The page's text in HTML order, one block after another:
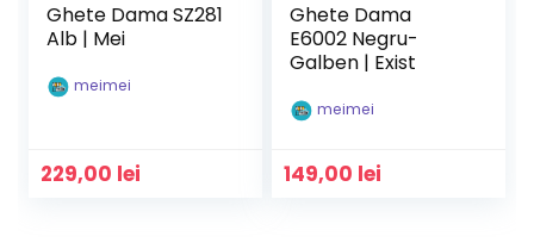
Ghete Dama SZ281
Alb | Mei
meimei
229,00 lei
Ghete Dama
E6002 Negru-
Galben | Exist
meimei
149,00 lei